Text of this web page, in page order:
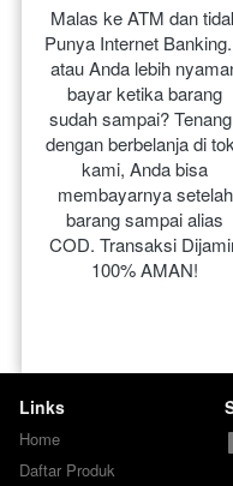
Malas ke ATM dan
Punya Internet
atau Anda lebih
bayar ketika barang
sudah sampai?
dengan berbelanja di
kami, Anda bisa
membayarnya setelah
barang sampai alias
COD. Transaksi
100% AMAN!
Links
Home
Daftar Produk